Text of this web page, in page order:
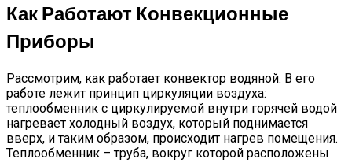
Как Работают Конвекционные
Приборы
Рассмотрим, как работает конвектор водяной. В его
работе лежит принцип циркуляции воздуха:
теплообменник с циркулируемой внутри горячей водой
нагревает холодный воздух, который поднимается
вверх, и таким образом, происходит нагрев помещения.
Теплообменник – труба, вокруг которой расположены